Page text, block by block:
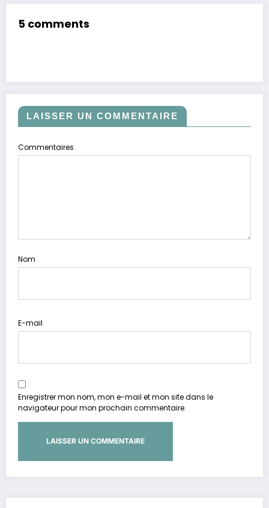
5 comments
LAISSER UN COMMENTAIRE
Commentaires
Nom
E-mail
Enregistrer mon nom, mon e-mail et mon site dans le
navigateur pour mon prochain commentaire.